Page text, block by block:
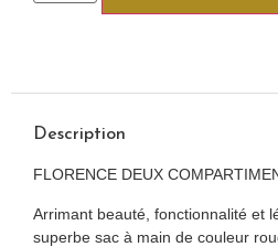
Description
FLORENCE DEUX
Arrimant beauté, fonctionnalité et
superbe sac à main de couleur